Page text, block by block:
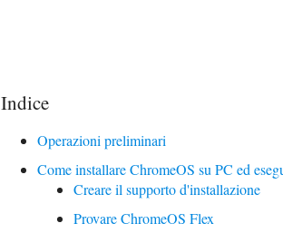
Indice
Operazioni preliminari
Come installare ChromeOS su PC ed
Creare il supporto d'installazione
Provare ChromeOS Flex